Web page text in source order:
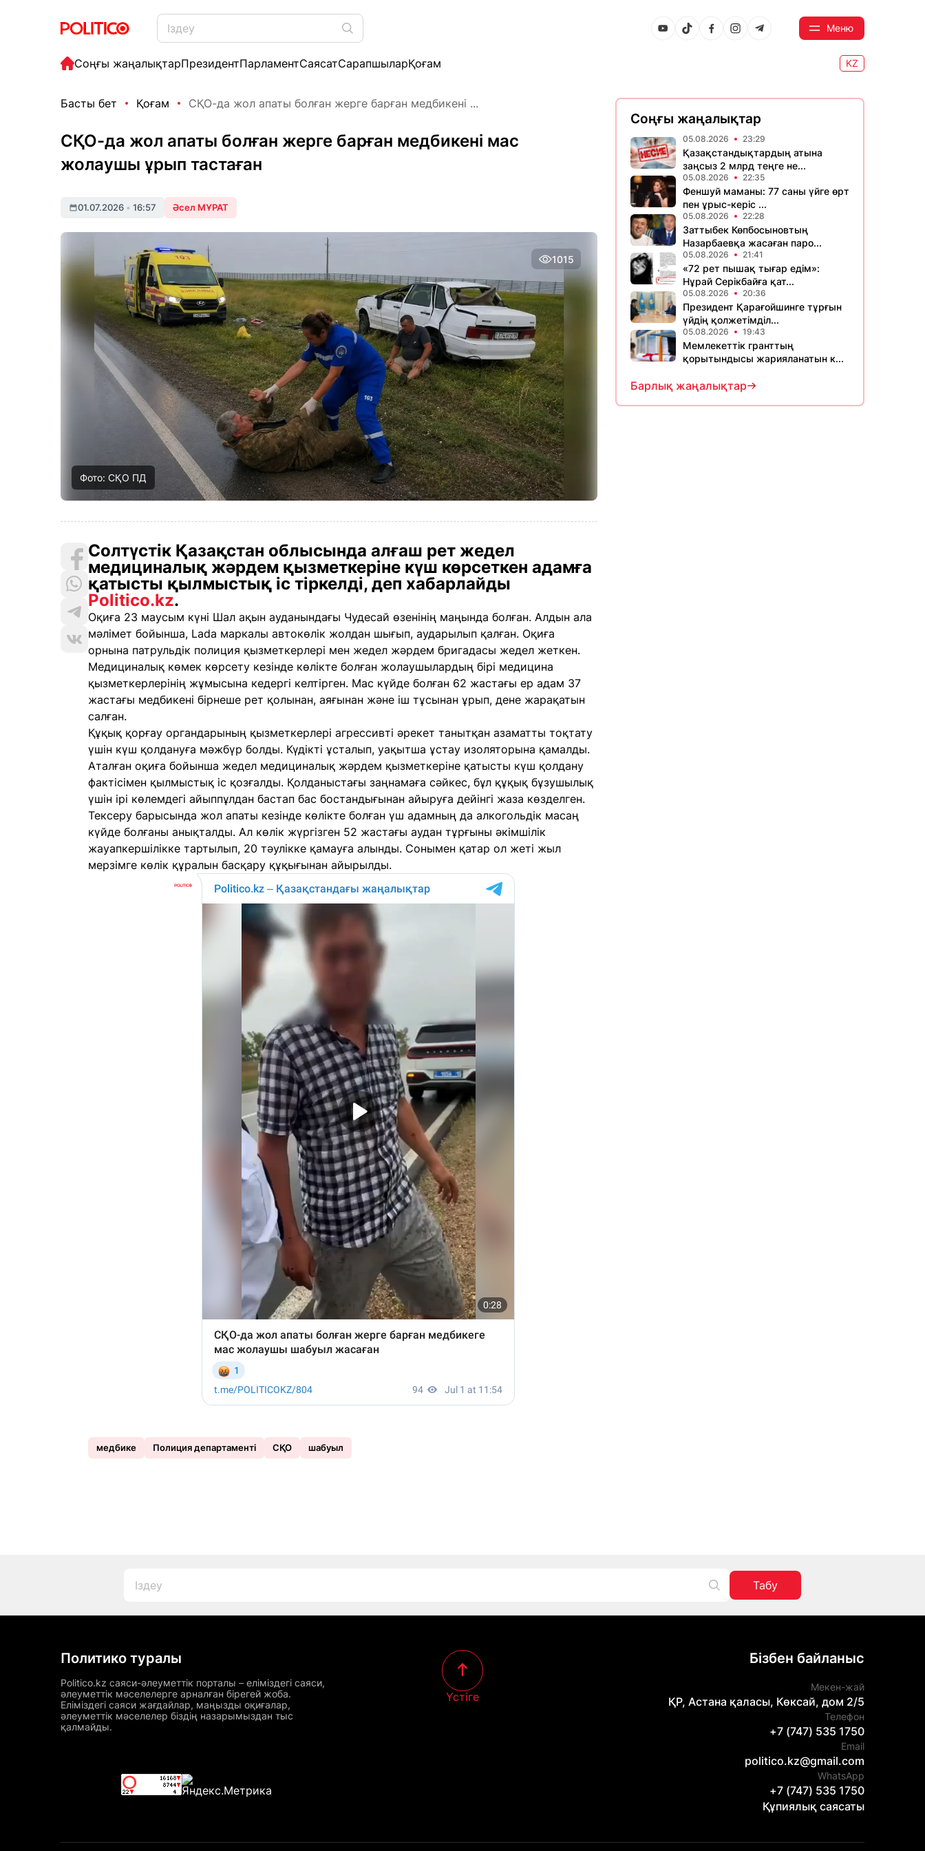
Меню
Соңғы жаңалықтарПрезидентПарламентСаясатСарапшыларҚоғам KZ
Басты бет Қоғам СҚО-да жол апаты болған жерге барған медбикені ...
СҚО-да жол апаты болған жерге барған медбикені мас
жолаушы ұрып тастаған
01.07.2026 • 16:57 Әсел МҰРАТ
1015
Фото: СҚО ПД
Солтүстік Қазақстан облысында алғаш рет жедел
медициналық жәрдем қызметкеріне күш көрсеткен адамға
қатысты қылмыстық іс тіркелді, деп хабарлайды
Politico.kz.
Оқиға 23 маусым күні Шал ақын ауданындағы Чудесай өзенінің маңында болған. Алдын ала
мәлімет бойынша, Lada маркалы автокөлік жолдан шығып, аударылып қалған. Оқиға
орнына патрульдік полиция қызметкерлері мен жедел жәрдем бригадасы жедел жеткен.
Медициналық көмек көрсету кезінде көлікте болған жолаушылардың бірі медицина
қызметкерлерінің жұмысына кедергі келтірген. Мас күйде болған 62 жастағы ер адам 37
жастағы медбикені бірнеше рет қолынан, аяғынан және іш тұсынан ұрып, дене жарақатын
салған.
Құқық қорғау органдарының қызметкерлері агрессивті әрекет танытқан азаматты тоқтату
үшін күш қолдануға мәжбүр болды. Күдікті ұсталып, уақытша ұстау изоляторына қамалды.
Аталған оқиға бойынша жедел медициналық жәрдем қызметкеріне қатысты күш қолдану
фактісімен қылмыстық іс қозғалды. Қолданыстағы заңнамаға сәйкес, бұл құқық бұзушылық
үшін ірі көлемдегі айыппұлдан бастап бас бостандығынан айыруға дейінгі жаза көзделген.
Тексеру барысында жол апаты кезінде көлікте болған үш адамның да алкогольдік масаң
күйде болғаны анықталды. Ал көлік жүргізген 52 жастағы аудан тұрғыны әкімшілік
жауапкершілікке тартылып, 20 тәулікке қамауға алынды. Сонымен қатар ол жеті жыл
мерзімге көлік құралын басқару құқығынан айырылды.
медбике Полиция департаменті СҚО шабуыл
Соңғы жаңалықтар
05.08.2026 23:29
Қазақстандықтардың атына
заңсыз 2 млрд теңге не...
05.08.2026 22:35
Феншуй маманы: 77 саны үйге өрт
пен ұрыс-керіс ...
05.08.2026 22:28
Заттыбек Көпбосыновтың
Назарбаевқа жасаған паро...
05.08.2026 21:41
«72 рет пышақ тығар едім»:
Нұрай Серікбайға қат...
05.08.2026 20:36
Президент Қарағойшинге тұрғын
үйдің қолжетімділ...
05.08.2026 19:43
Мемлекеттік гранттың
қорытындысы жарияланатын к...
Барлық жаңалықтар
Табу
Политико туралы
Politico.kz саяси-әлеуметтік порталы – еліміздегі саяси,
әлеуметтік мәселелерге арналған бірегей жоба.
Еліміздегі саяси жағдайлар, маңызды оқиғалар,
әлеуметтік мәселелер біздің назарымыздан тыс
қалмайды.
Үстіге
Бізбен байланыс
Мекен-жай
ҚР, Астана қаласы, Көксай, дом 2/5
Телефон
+7 (747) 535 1750
Email
politico.kz@gmail.com
WhatsApp
+7 (747) 535 1750
Құпиялық саясаты